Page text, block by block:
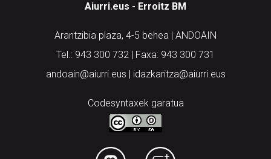
Aiurri.eus - Erroitz BM
Arantzibia plaza, 4-5 behea | ANDOAIN
Tel.: 943 300 732 | Faxa: 943 300 731
andoain@aiurri.eus | idazkaritza@aiurri.eus
Codesyntaxek garatua